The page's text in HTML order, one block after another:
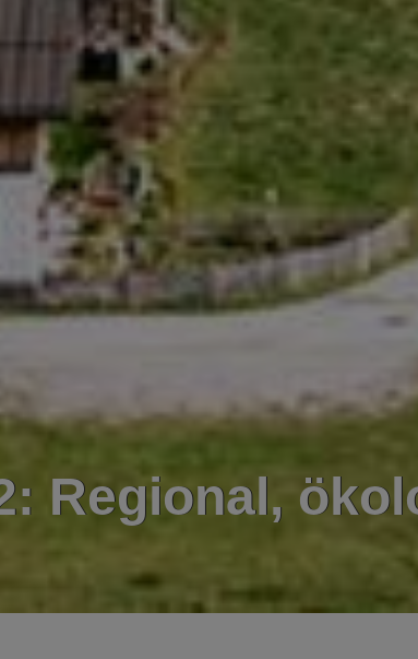
Regional,